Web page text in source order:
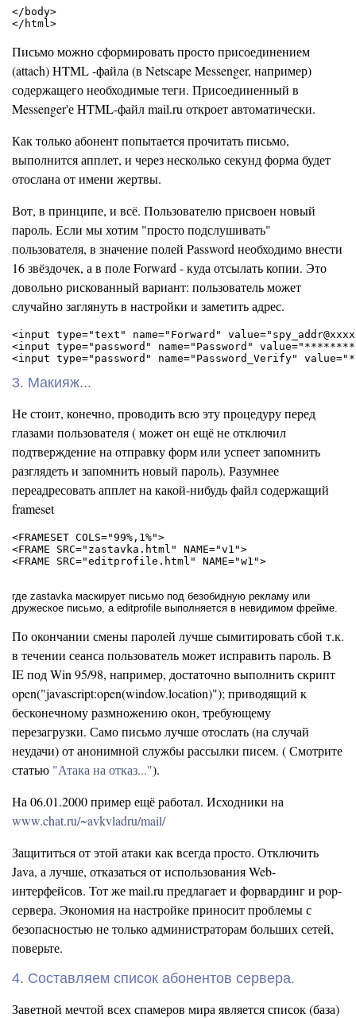
</body>
Письмо можно сформировать просто присоединением
(attach) HTML -файла (в Netscape Messenger, например)
содержащего необходимые теги. Присоединенный в
Messenger'е HTML-файл mail.ru откроет автоматически.
Как только абонент попытается прочитать письмо,
выполнится апплет, и через несколько секунд форма будет
отослана от имени жертвы.
Вот, в принципе, и всё. Пользователю присвоен новый
пароль. Если мы хотим "просто подслушивать"
пользователя, в значение полей Password необходимо внести
16 звёздочек, а в поле Forward - куда отсылать копии. Это
довольно рискованный вариант: пользователь может
случайно заглянуть в настройки и заметить адрес.
<input type="text" name="Forward"
<input type="password" name="Password"
3. Макияж...
Не стоит, конечно, проводить всю эту процедуру перед
глазами пользователя ( может он ещё не отключил
подтверждение на отправку форм или успеет запомнить
разглядеть и запомнить новый пароль). Разумнее
переадресовать апплет на какой-нибудь файл содержащий
frameset
<FRAMESET COLS="99%,1%">
<FRAME SRC="zastavka.html" NAME="v1">
где zastavka маскирует письмо под безобидную рекламу или
дружеское письмо, а editprofile выполняется в невидимом фрейме.
По окончании смены паролей лучше сымитировать сбой т.к.
в течении сеанса пользователь может исправить пароль. В
IE под Win 95/98, например, достаточно выполнить скрипт
open("javascript:open(window.location)"); приводящий к
бесконечному размножению окон, требующему
перезагрузки. Само письмо лучше отослать (на случай
неудачи) от анонимной службы рассылки писем. ( Смотрите
статью "Атака на отказ...").
На 06.01.2000 пример ещё работал. Исходники на
www.chat.ru/~avkvladru/mail/
Защититься от этой атаки как всегда просто. Отключить
Java, а лучше, отказаться от использования Web-
интерфейсов. Тот же mail.ru предлагает и форвардинг и pop-
сервера. Экономия на настройке приносит проблемы с
безопасностью не только администраторам больших сетей,
поверьте.
4. Составляем список абонентов сервера.
Заветной мечтой всех спамеров мира является список (база)